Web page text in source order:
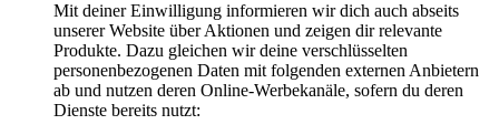
Mit deiner Einwilligung informieren wir dich auch abseits
unserer Website über Aktionen und zeigen dir relevante
Produkte. Dazu gleichen wir deine verschlüsselten
personenbezogenen Daten mit folgenden externen Anbietern
ab und nutzen deren Online-Werbekanäle, sofern du deren
Dienste bereits nutzt: